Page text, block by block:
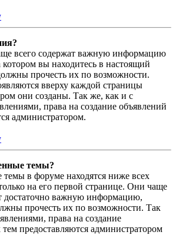
всего содержат важную информацию
вы находитесь в настоящий
прочесть их по возможности.
вверху каждой страницы
они созданы. Так же, как и с
права на создание объявлений
администратором.
темы?
в форуме находятся ниже всех
на его первой странице. Они чаще
достаточно важную информацию,
прочесть их по возможности. Так
права на создание
предоставляются администратором